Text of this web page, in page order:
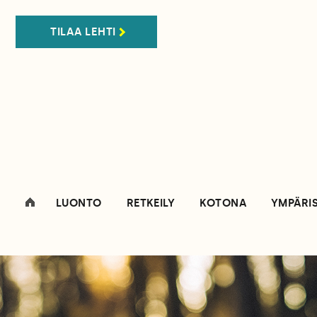
TILAA LEHTI
LUONTO RETKEILY KOTONA